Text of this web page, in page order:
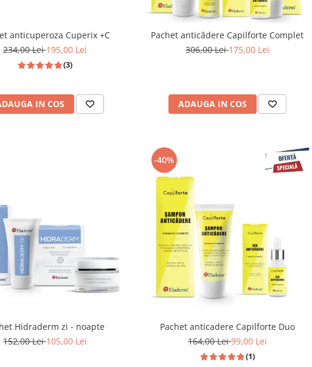
anticuperoza Cuperix +C
234,00 Lei195,00 Lei
(3)
IN COS
Pachet anticădere Capilforte Complet
306,00 Lei175,00 Lei
ADAUGA IN COS
Hidraderm zi - noapte
152,00 Lei105,00 Lei
-40%
Pachet anticadere Capilforte Duo
164,00 Lei99,00 Lei
(1)